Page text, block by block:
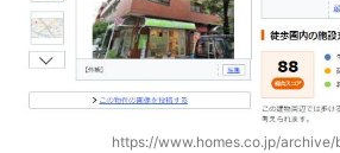
https://www.homes.co.jp/